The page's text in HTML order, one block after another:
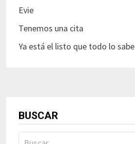
Evie
Tenemos una cita
Ya está el listo que todo lo sabe
BUSCAR
Buscar: